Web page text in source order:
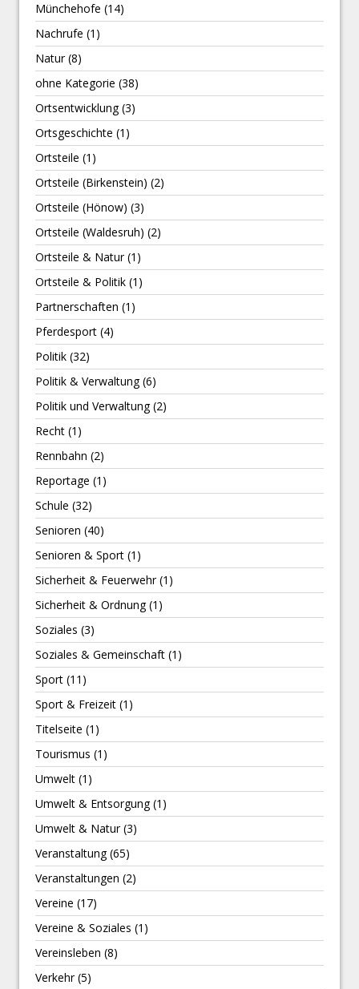
Münchehofe (14)
Nachrufe (1)
Natur(8)
ohne Kategorie (38)
Ortsentwicklung(3)
Ortsgeschichte (1)
Ortsteile (1)
Ortsteile (Birkenstein) (2)
Ortsteile (Hönow) (3)
Ortsteile (Waldesruh) (2)
Ortsteile & Natur(1)
Ortsteile & Politik (1)
Partnerschaften (1)
Pferdesport (4)
Politik (32)
Politik & Verwaltung(6)
Politik und Verwaltung(2)
Recht (1)
Rennbahn (2)
Reportage (1)
Schule (32)
Senioren (40)
Senioren & Sport (1)
Sicherheit & Feuerwehr(1)
Sicherheit & Ordnung(1)
Soziales (3)
Soziales & Gemeinschaft (1)
Sport (11)
Sport & Freizeit (1)
Titelseite (1)
Tourismus (1)
Umwelt (1)
Umwelt & Entsorgung(1)
Umwelt & Natur(3)
Veranstaltung(65)
Veranstaltungen (2)
Vereine (17)
Vereine & Soziales (1)
Vereinsleben (8)
Verkehr(5)